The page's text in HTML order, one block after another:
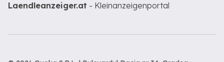
Laendleanzeiger.at - Kleinanzeigenportal